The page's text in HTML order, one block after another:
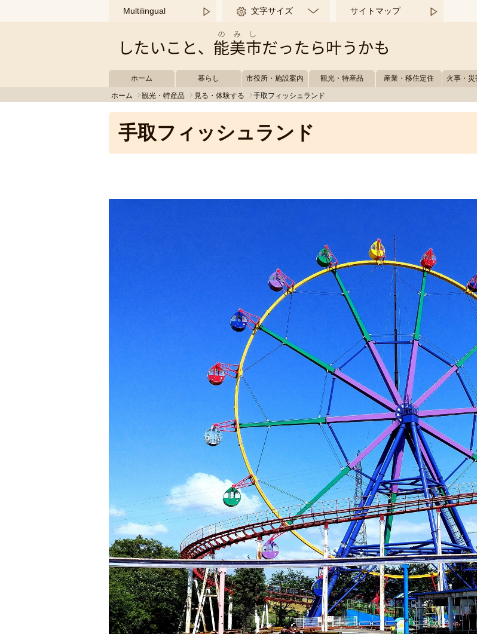
このページの本文へ移動するMultilingual 文字サイズ サイトマップ
ホーム 暮らし 市役所・施設案内 観光・特産品 産業・移住定住 火事・災
ホーム 観光・特産品 見る・体験する 手取フィッシュランド
手取フィッシュランド